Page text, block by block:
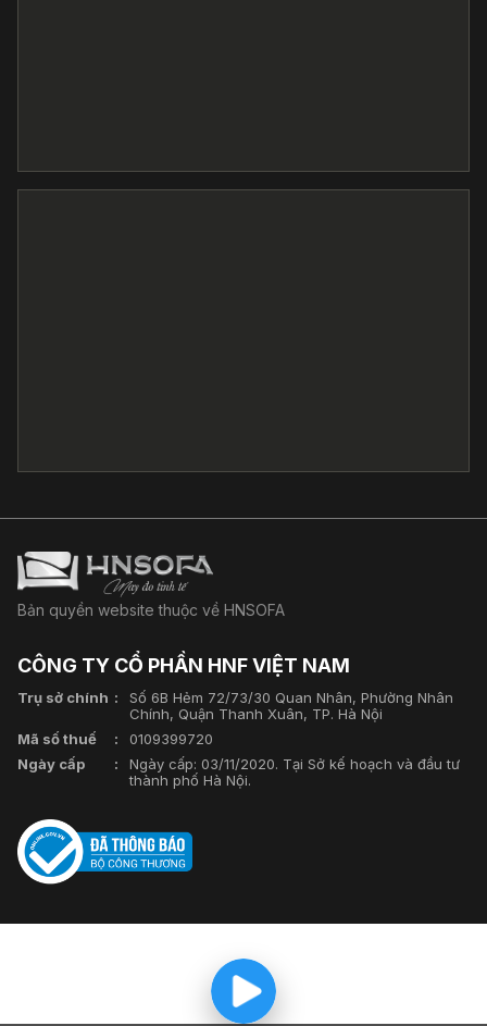
Bản quyền website thuộc về HNSOFA
CÔNG TY CỔ PHẦN HNF VIỆT NAM
Trụ sở chính
Số 6B Hẻm 72/73/30 Quan Nhân, Phường Nhân
Chính, Quận Thanh Xuân, TP. Hà Nội
Mã số thuế
0109399720
Ngày cấp
Ngày cấp: 03/11/2020. Tại Sở kế hoạch và đầu tư
thành phố Hà Nội.